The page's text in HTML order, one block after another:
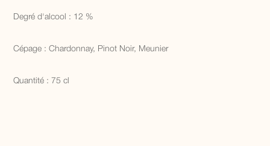
Degré d'alcool : 12 %
Cépage : Chardonnay, Pinot Noir, Meunier
Quantité : 75 cl